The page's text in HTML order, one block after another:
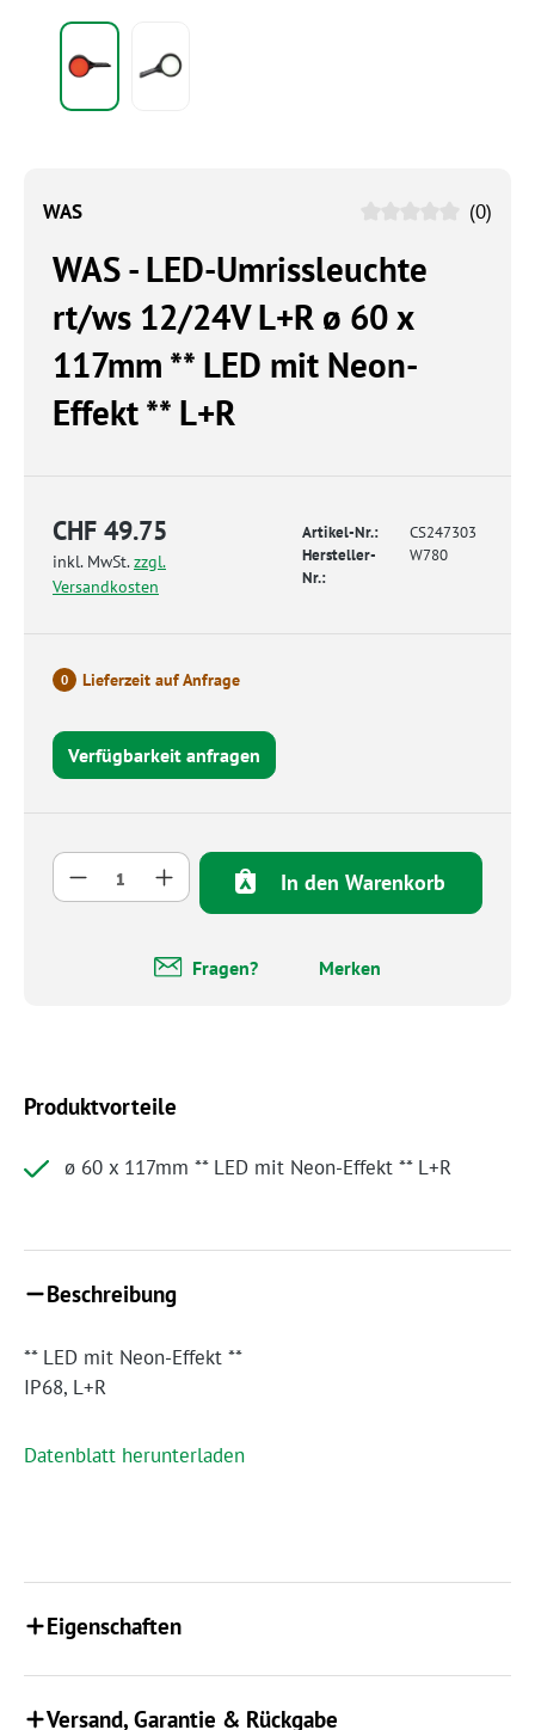
WAS (0)
WAS - LED-Umrissleuchte
rt/ws 12/24V L+R ø 60 x
117mm ** LED mit Neon-
Effekt ** L+R
CHF 49.75
inkl. MwSt.zzgl.
Versandkosten
Artikel-Nr.:
CS247303
Hersteller-
Nr.:
W780
0 Lieferzeit auf Anfrage
Verfügbarkeit anfragen
Produkt Anzahl: Gib den gewünschten
In den Warenkorb
Fragen? Merken
Produktvorteile
ø 60 x 117mm ** LED mit Neon-Effekt ** L+R
Beschreibung
** LED mit Neon-Effekt **
IP68, L+R
Datenblatt herunterladen
Eigenschaften
Versand, Garantie & Rückgabe